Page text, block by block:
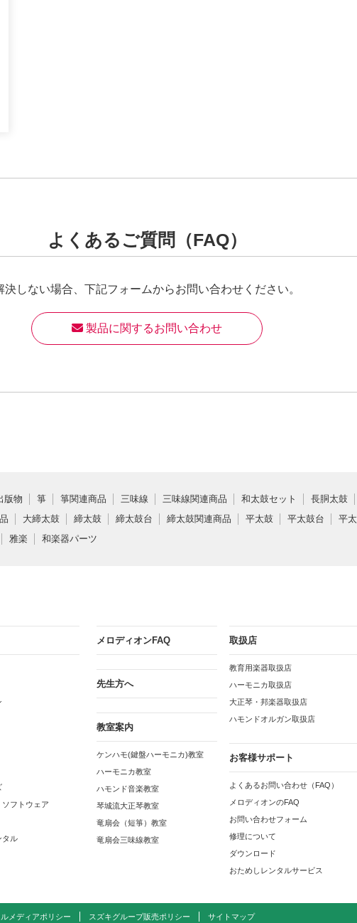
よくあるご質問（FAQ）
決しない場合、 下記フォームからお問い合わせください。
製品に関するお問い合わせ
版物 箏 箏関連商品 三味線 三味線関連商品 和太鼓セット 長胴太鼓
大締太鼓 締太鼓 締太鼓台 締太鼓関連商品 平太鼓 平太鼓台 平
雅楽 和楽器パーツ
ソフトウェア
タル
メロディオンFAQ
先生方へ
教室案内
ケンハモ(鍵盤ハーモニカ)教室
ハーモニカ教室
ハモンド音楽教室
琴城流大正琴教室
竜扇会（短箏）教室
竜扇会三味線教室
取扱店
教育用楽器取扱店
ハーモニカ取扱店
大正琴・邦楽器取扱店
ハモンドオルガン取扱店
お客様サポート
よくあるお問い合わせ（FAQ）
メロディオンのFAQ
お問い合わせフォーム
修理について
ダウンロード
おためしレンタルサービス
メディアポリシー スズキグループ販売ポリシー サイトマップ